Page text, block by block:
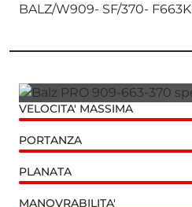
BALZ/W909- SF/370- F663K
VELOCITA' MASSIMA
PORTANZA
PLANATA
MANOVRABILITA'